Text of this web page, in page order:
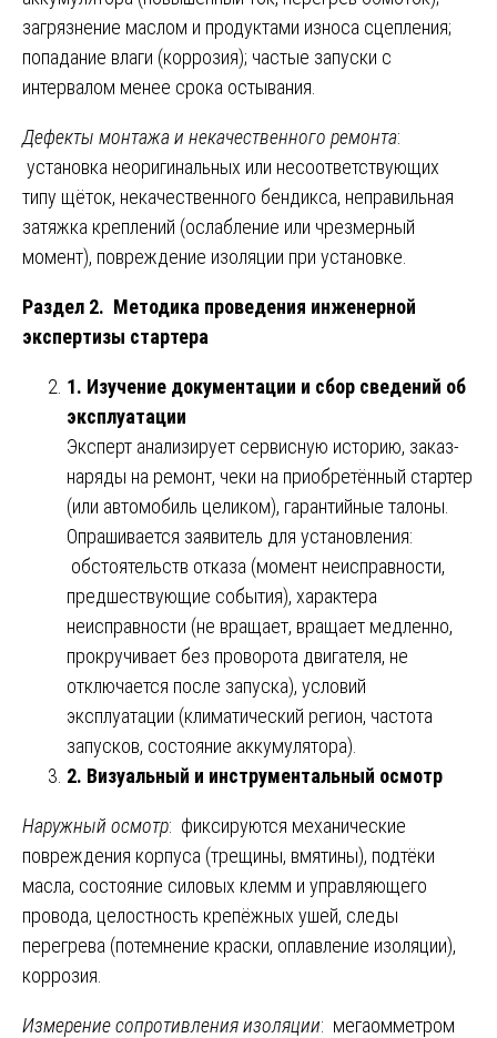
загрязнение маслом и продуктами износа сцепления;
попадание влаги (коррозия); частые запуски с
интервалом менее срока остывания.
Дефекты монтажа и некачественного ремонта:
установка неоригинальных или несоответствующих
типу щёток, некачественного бендикса, неправильная
затяжка креплений (ослабление или чрезмерный
момент), повреждение изоляции при установке.
Раздел 2. Методика проведения инженерной
экспертизы стартера
1. Изучение документации и сбор сведений об
эксплуатации
Эксперт анализирует сервисную историю, заказ-
наряды на ремонт, чеки на приобретённый стартер
(или автомобиль целиком), гарантийные талоны.
Опрашивается заявитель для установления:
обстоятельств отказа (момент неисправности,
предшествующие события), характера
неисправности (не вращает, вращает медленно,
прокручивает без проворота двигателя, не
отключается после запуска), условий
эксплуатации (климатический регион, частота
запусков, состояние аккумулятора).
2. Визуальный и инструментальный осмотр
Наружный осмотр: фиксируются механические
повреждения корпуса (трещины, вмятины), подтёки
масла, состояние силовых клемм и управляющего
провода, целостность крепёжных ушей, следы
перегрева (потемнение краски, оплавление изоляции),
коррозия.
Измерение сопротивления изоляции: мегаомметром